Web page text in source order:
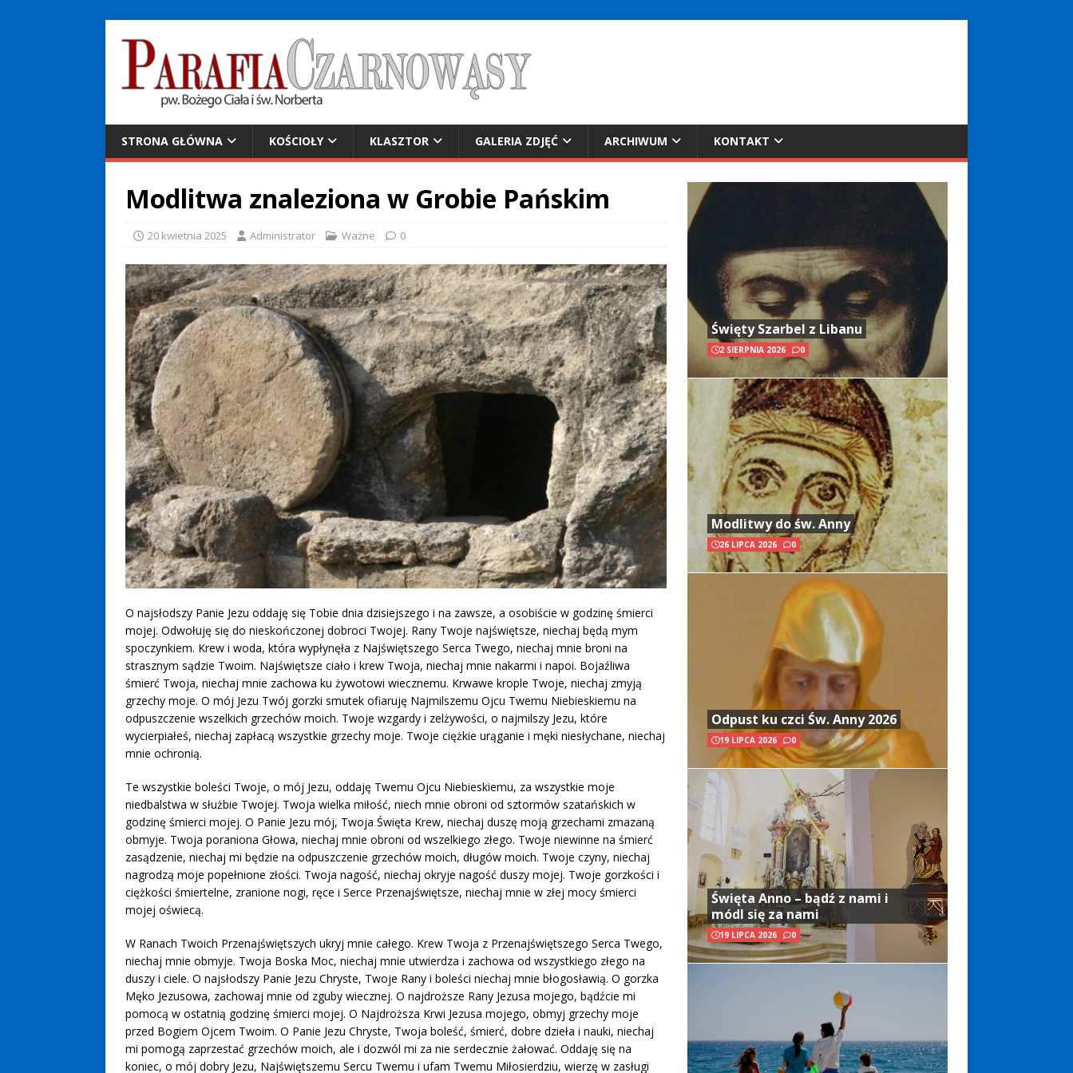
STRONA GŁÓWNA KOŚCIOŁY KLASZTOR GALERIA ZDJĘĆ ARCHIWUM KONTAKT
Modlitwa znaleziona w Grobie Pańskim
20 kwietnia 2025 Administrator Ważne 0
O najsłodszy Panie Jezu oddaję się Tobie dnia dzisiejszego i na zawsze, a osobiście w godzinę śmierci
mojej. Odwołuję się do nieskończonej dobroci Twojej. Rany Twoje najświętsze, niechaj będą mym
spoczynkiem. Krew i woda, która wypłynęła z Najświętszego Serca Twego, niechaj mnie broni na
strasznym sądzie Twoim. Najświętsze ciało i krew Twoja, niechaj mnie nakarmi i napoi. Bojaźliwa
śmierć Twoja, niechaj mnie zachowa ku żywotowi wiecznemu. Krwawe krople Twoje, niechaj zmyją
grzechy moje. O mój Jezu Twój gorzki smutek ofiaruję Najmilszemu Ojcu Twemu Niebieskiemu na
odpuszczenie wszelkich grzechów moich. Twoje wzgardy i zelżywości, o najmilszy Jezu, które
wycierpiałeś, niechaj zapłacą wszystkie grzechy moje. Twoje ciężkie urąganie i męki niesłychane, niechaj
mnie ochronią.
Te wszystkie boleści Twoje, o mój Jezu, oddaję Twemu Ojcu Niebieskiemu, za wszystkie moje
niedbalstwa w służbie Twojej. Twoja wielka miłość, niech mnie obroni od sztormów szatańskich w
godzinę śmierci mojej. O Panie Jezu mój, Twoja Święta Krew, niechaj duszę moją grzechami zmazaną
obmyje. Twoja poraniona Głowa, niechaj mnie obroni od wszelkiego złego. Twoje niewinne na śmierć
zasądzenie, niechaj mi będzie na odpuszczenie grzechów moich, długów moich. Twoje czyny, niechaj
nagrodzą moje popełnione złości. Twoja nagość, niechaj okryje nagość duszy mojej. Twoje gorzkości i
ciężkości śmiertelne, zranione nogi, ręce i Serce Przenajświętsze, niechaj mnie w złej mocy śmierci
mojej oświecą.
W Ranach Twoich Przenajświętszych ukryj mnie całego. Krew Twoja z Przenajświętszego Serca Twego,
niechaj mnie obmyje. Twoja Boska Moc, niechaj mnie utwierdza i zachowa od wszystkiego złego na
duszy i ciele. O najsłodszy Panie Jezu Chryste, Twoje Rany i boleści niechaj mnie błogosławią. O gorzka
Męko Jezusowa, zachowaj mnie od zguby wiecznej. O najdroższe Rany Jezusa mojego, bądźcie mi
pomocą w ostatnią godzinę śmierci mojej. O Najdroższa Krwi Jezusa mojego, obmyj grzechy moje
przed Bogiem Ojcem Twoim. O Panie Jezu Chryste, Twoja boleść, śmierć, dobre dzieła i nauki, niechaj
mi pomogą zaprzestać grzechów moich, ale i dozwól mi za nie serdecznie żałować. Oddaję się na
koniec, o mój dobry Jezu, Najświętszemu Sercu Twemu i ufam Twemu Miłosierdziu, wierzę w zasługi
Święty Szarbel z Libanu
2 SIERPNIA 2026 0
Modlitwy do św. Anny
26 LIPCA 2026 0
Odpust ku czci Św. Anny 2026
19 LIPCA 2026 0
Święta Anno – bądź z nami i
módl się za nami
19 LIPCA 2026 0